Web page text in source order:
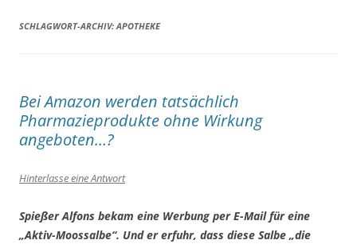
SCHLAGWORT-ARCHIV:APOTHEKE
Bei Amazon werden tatsächlich
Pharmazieprodukte ohne Wirkung
angeboten…?
Hinterlasse eine Antwort
Spießer Alfons bekam eine Werbung per E-Mail für eine
„Aktiv-Moossalbe“. Und er erfuhr, dass diese Salbe „die